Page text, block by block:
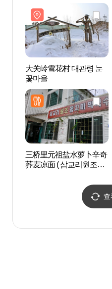
大关岭雪花村 대관령 눈
꽃마을
三桥里元祖盐水萝卜辛奇
荞麦凉面 ( 삼교리원조동
查